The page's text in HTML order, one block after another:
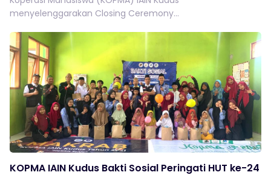
menyelenggarakan Closing Ceremony...
KOPMA IAIN Kudus Bakti Sosial Peringati HUT ke-24